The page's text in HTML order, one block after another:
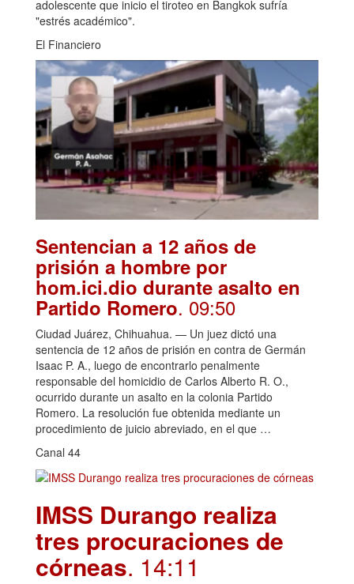
adolescente que inicio el tiroteo en Bangkok sufría
"estrés académico".
El Financiero
Sentencian a 12 años de
prisión a hombre por
hom.ici.dio durante asalto en
Partido Romero. 09:50
Ciudad Juárez, Chihuahua. — Un juez dictó una
sentencia de 12 años de prisión en contra de Germán
Isaac P. A., luego de encontrarlo penalmente
responsable del homicidio de Carlos Alberto R. O.,
ocurrido durante un asalto en la colonia Partido
Romero. La resolución fue obtenida mediante un
procedimiento de juicio abreviado, en el que …
Canal 44
IMSS Durango realiza
tres procuraciones de
córneas. 14:11